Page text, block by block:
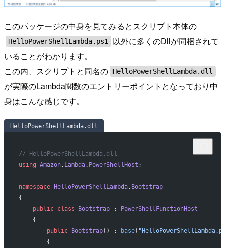
このパッケージの中身を見てみるとスクリプト本体の
HelloPowerShellLambda.ps1
以外に多くのDllが同梱されて
いることがわかります。
この内、スクリプトと同名の HelloPowerShellLambda.dll
が実際のLambda関数のエントリーポイントとなっており中
身はこんな感じです。
HelloPowerShellLambda.dll
// HelloPowerShellLambda.dll
using Amazon. Lambda. PowerShellHost ;
namespace HelloPowerShellLambda. Bootstrap
{
    public
class Bootstrap :
PowerShellFunctionHost
    {
        public
Bootstrap() : base(
        {